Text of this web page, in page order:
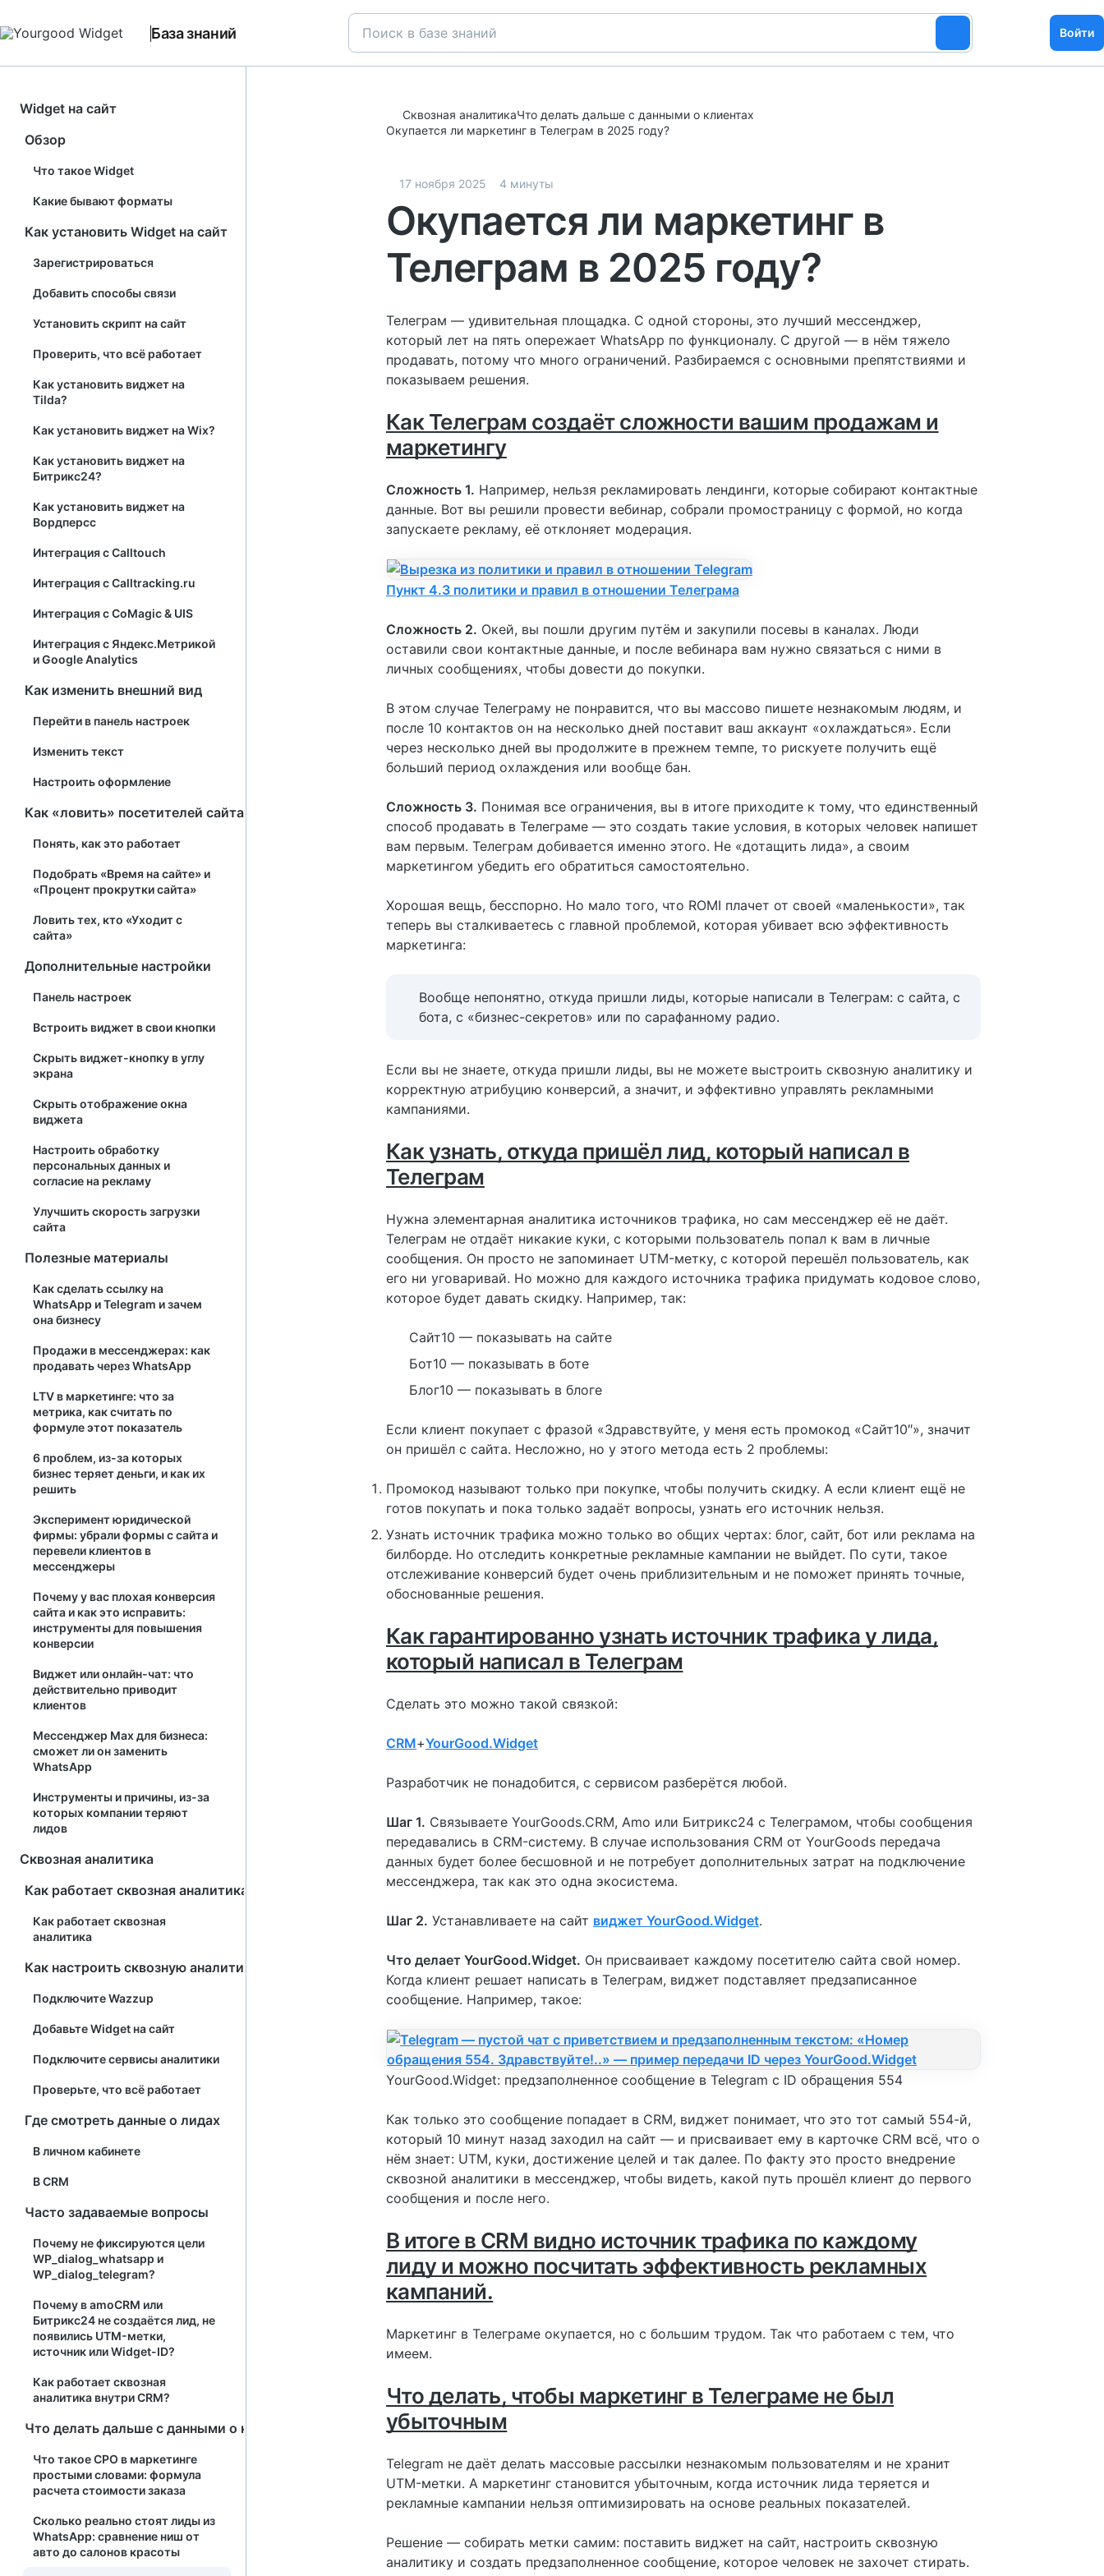
База знаний Войти
Widget на сайт
Обзор
Что такое Widget
Какие бывают форматы
Как установить Widget на сайт
Зарегистрироваться
Добавить способы связи
Установить скрипт на сайт
Проверить, что всё работает
Как установить виджет на
Tilda?
Как установить виджет на Wix?
Как установить виджет на
Битрикс24?
Как установить виджет на
Вордперсс
Интеграция с Calltouch
Интеграция с Calltracking.ru
Интеграция с CoMagic & UIS
Интеграция с Яндекс.Метрикой
и Google Analytics
Как изменить внешний вид
Перейти в панель настроек
Изменить текст
Настроить оформление
Как «ловить» посетителей сайта
Понять, как это работает
Подобрать «Время на сайте» и
«Процент прокрутки сайта»
Ловить тех, кто «Уходит с
сайта»
Дополнительные настройки
Панель настроек
Встроить виджет в свои кнопки
Скрыть виджет-кнопку в углу
экрана
Скрыть отображение окна
виджета
Настроить обработку
персональных данных и
согласие на рекламу
Улучшить скорость загрузки
сайта
Полезные материалы
Как сделать ссылку на
WhatsApp и Telegram и зачем
она бизнесу
Продажи в мессенджерах: как
продавать через WhatsApp
LTV в маркетинге: что за
метрика, как считать по
формуле этот показатель
6 проблем, из-за которых
бизнес теряет деньги, и как их
решить
Эксперимент юридической
фирмы: убрали формы с сайта и
перевели клиентов в
мессенджеры
Почему у вас плохая конверсия
сайта и как это исправить:
инструменты для повышения
конверсии
Виджет или онлайн-чат: что
действительно приводит
клиентов
Мессенджер Max для бизнеса:
сможет ли он заменить
WhatsApp
Инструменты и причины, из-за
которых компании теряют
лидов
Сквозная аналитика
Как работает сквозная аналитика
Как работает сквозная
аналитика
Как настроить сквозную аналитику
Подключите Wazzup
Добавьте Widget на сайт
Подключите сервисы аналитики
Проверьте, что всё работает
Где смотреть данные о лидах
В личном кабинете
В CRM
Часто задаваемые вопросы
Почему не фиксируются цели
WP_dialog_whatsapp и
WP_dialog_telegram?
Почему в amoCRM или
Битрикс24 не создаётся лид, не
появились UTM-метки,
источник или Widget-ID?
Как работает сквозная
аналитика внутри CRM?
Что делать дальше с данными о клиентах
Что такое СРО в маркетинге
простыми словами: формула
расчета стоимости заказа
Сколько реально стоят лиды из
WhatsApp: сравнение ниш от
авто до салонов красоты
Сквозная аналитикаЧто делать дальше с данными о клиентах
Окупается ли маркетинг в Телеграм в 2025 году?
17 ноября 2025 4 минуты
Окупается ли маркетинг в
Телеграм в 2025 году?
Телеграм — удивительная площадка. С одной стороны, это лучший мессенджер,
который лет на пять опережает WhatsApp по функционалу. С другой — в нём тяжело
продавать, потому что много ограничений. Разбираемся с основными препятствиями и
показываем решения.
Как Телеграм создаёт сложности вашим продажам и
маркетингу
Сложность 1. Например, нельзя рекламировать лендинги, которые собирают контактные
данные. Вот вы решили провести вебинар, собрали промостраницу с формой, но когда
запускаете рекламу, её отклоняет модерация.
Пункт 4.3 политики и правил в отношении Телеграма
Сложность 2. Окей, вы пошли другим путём и закупили посевы в каналах. Люди
оставили свои контактные данные, и после вебинара вам нужно связаться с ними в
личных сообщениях, чтобы довести до покупки.
В этом случае Телеграму не понравится, что вы массово пишете незнакомым людям, и
после 10 контактов он на несколько дней поставит ваш аккаунт «охлаждаться». Если
через несколько дней вы продолжите в прежнем темпе, то рискуете получить ещё
больший период охлаждения или вообще бан.
Сложность 3. Понимая все ограничения, вы в итоге приходите к тому, что единственный
способ продавать в Телеграме — это создать такие условия, в которых человек напишет
вам первым. Телеграм добивается именно этого. Не «дотащить лида», а своим
маркетингом убедить его обратиться самостоятельно.
Хорошая вещь, бесспорно. Но мало того, что ROMI плачет от своей «маленькости», так
теперь вы сталкиваетесь с главной проблемой, которая убивает всю эффективность
маркетинга:
Вообще непонятно, откуда пришли лиды, которые написали в Телеграм: с сайта, с
бота, с «бизнес-секретов» или по сарафанному радио.
Если вы не знаете, откуда пришли лиды, вы не можете выстроить сквозную аналитику и
корректную атрибуцию конверсий, а значит, и эффективно управлять рекламными
кампаниями.
Как узнать, откуда пришёл лид, который написал в
Телеграм
Нужна элементарная аналитика источников трафика, но сам мессенджер её не даёт.
Телеграм не отдаёт никакие куки, с которыми пользователь попал к вам в личные
сообщения. Он просто не запоминает UTM-метку, с которой перешёл пользователь, как
его ни уговаривай. Но можно для каждого источника трафика придумать кодовое слово,
которое будет давать скидку. Например, так:
Сайт10 — показывать на сайте
Бот10 — показывать в боте
Блог10 — показывать в блоге
Если клиент покупает с фразой «Здравствуйте, у меня есть промокод «Сайт10″», значит
он пришёл с сайта. Несложно, но у этого метода есть 2 проблемы:
Промокод называют только при покупке, чтобы получить скидку. А если клиент ещё не
готов покупать и пока только задаёт вопросы, узнать его источник нельзя.
Узнать источник трафика можно только во общих чертах: блог, сайт, бот или реклама на
билборде. Но отследить конкретные рекламные кампании не выйдет. По сути, такое
отслеживание конверсий будет очень приблизительным и не поможет принять точные,
обоснованные решения.
Как гарантированно узнать источник трафика у лида,
который написал в Телеграм
Сделать это можно такой связкой:
CRM+YourGood.Widget
Разработчик не понадобится, с сервисом разберётся любой.
Шаг 1. Связываете YourGoods.CRM, Amo или Битрикс24 с Телеграмом, чтобы сообщения
передавались в CRM-систему. В случае использования CRM от YourGoods передача
данных будет более бесшовной и не потребует дополнительных затрат на подключение
мессенджера, так как это одна экосистема.
Шаг 2. Устанавливаете на сайт виджет YourGood.Widget.
Что делает YourGood.Widget. Он присваивает каждому посетителю сайта свой номер.
Когда клиент решает написать в Телеграм, виджет подставляет предзаписанное
сообщение. Например, такое:
YourGood.Widget: предзаполненное сообщение в Telegram с ID обращения 554
Как только это сообщение попадает в CRM, виджет понимает, что это тот самый 554-й,
который 10 минут назад заходил на сайт — и присваивает ему в карточке CRM всё, что о
нём знает: UTM, куки, достижение целей и так далее. По факту это просто внедрение
сквозной аналитики в мессенджер, чтобы видеть, какой путь прошёл клиент до первого
сообщения и после него.
В итоге в CRM видно источник трафика по каждому
лиду и можно посчитать эффективность рекламных
кампаний.
Маркетинг в Телеграме окупается, но с большим трудом. Так что работаем с тем, что
имеем.
Что делать, чтобы маркетинг в Телеграме не был
убыточным
Telegram не даёт делать массовые рассылки незнакомым пользователям и не хранит
UTM-метки. А маркетинг становится убыточным, когда источник лида теряется и
рекламные кампании нельзя оптимизировать на основе реальных показателей.
Решение — собирать метки самим: поставить виджет на сайт, настроить сквозную
аналитику и создать предзаполненное сообщение, которое человек не захочет стирать.